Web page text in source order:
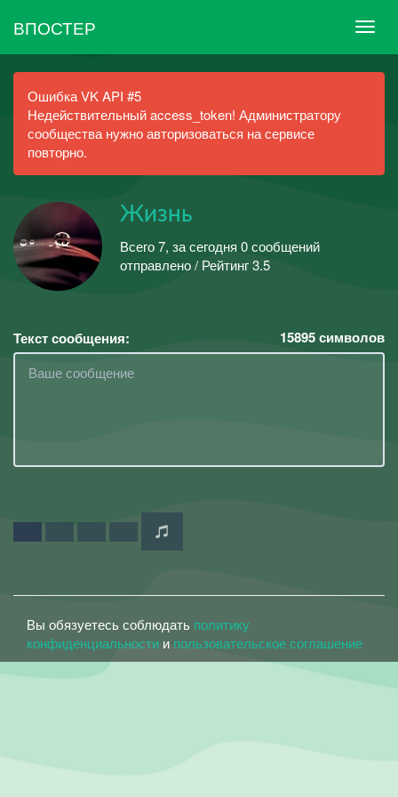
ВПОСТЕР
Ошибка VK API #5
Недействительный access_token! Администратору
сообщества нужно авторизоваться на сервисе
повторно.
Жизнь
Всего 7, за сегодня 0 сообщений
отправлено / Рейтинг 3.5
Текст сообщения: 15895символов
Вы обязуетесь соблюдать политику
конфиденциальности и пользовательское соглашение